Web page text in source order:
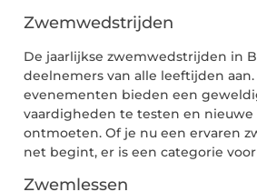
Zwemwedstrijden
De jaarlijkse zwemwedstrijden in
deelnemers van alle leeftijden aan.
evenementen bieden een
vaardigheden te testen en nieuwe
ontmoeten. Of je nu een ervaren
net begint, er is een categorie
Zwemlessen